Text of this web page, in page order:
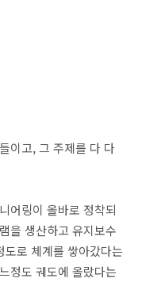
이고, 그 주제를 다 다
어링이 올바로 정착되
을 생산하고 유지보수
로 체계를 쌓아갔다는
정도 궤도에 올랐다는